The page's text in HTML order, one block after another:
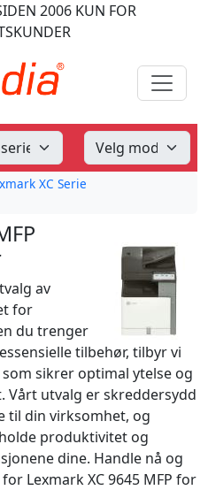
2006KUN FOR
XC Serie
av
for
du trenger
tilbehør, tilbyr vi
sikrer optimal ytelse og
utvalg er skreddersydd
til din virksomhet, og
produktivitet og
dine. Handle nå og
Lexmark XC 9645 MFP for